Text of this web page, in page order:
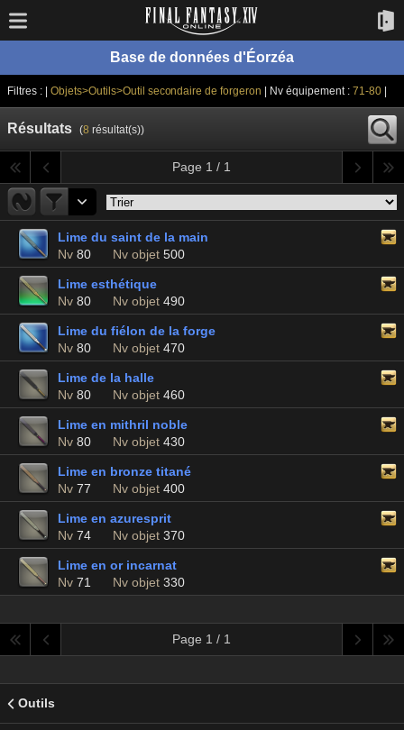
Base de données d'Éorzéa
Filtres : | Objets>Outils>Outil secondaire de forgeron | Nv équipement : 71-80|
Résultats (8 résultat(s))
Page 1 / 1
Lime du saint de la main
Nv 80 Nv objet 500
Lime esthétique
Nv 80 Nv objet 490
Lime du fiélon de la forge
Nv 80 Nv objet 470
Lime de la halle
Nv 80 Nv objet 460
Lime en mithril noble
Nv 80 Nv objet 430
Lime en bronze titané
Nv 77 Nv objet 400
Lime en azuresprit
Nv 74 Nv objet 370
Lime en or incarnat
Nv 71 Nv objet 330
Page 1 / 1
Outils